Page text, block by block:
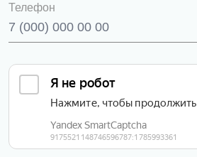
Телефон